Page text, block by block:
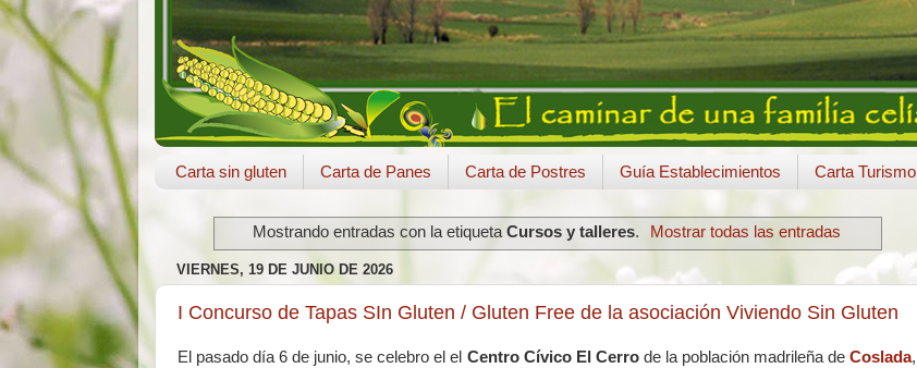
Carta sin gluten Carta de Panes Carta de Postres Guía Establecimientos Carta Turismo
Mostrando entradas con la etiquetaCursos y talleres. Mostrar todas las entradas
VIERNES, 19 DE JUNIO DE 2026
I Concurso de Tapas SIn Gluten / Gluten Free de la asociación Viviendo Sin Gluten
El pasado día 6 de junio, se celebro el el Centro Cívico El Cerrode la población madrileña deCoslada,